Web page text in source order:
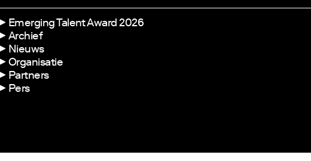
Emerging Talent Award 2026
Archief
Nieuws
Organisatie
Partners
Pers